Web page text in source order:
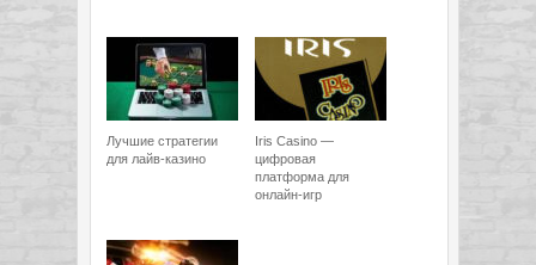
Лучшие стратегии
для лайв-казино
Iris Casino —
цифровая
платформа для
онлайн-игр